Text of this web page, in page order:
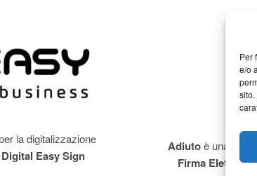
Per
e/o
la digitalizzazione
Digital Easy Sign
Adiutoè una
Firma